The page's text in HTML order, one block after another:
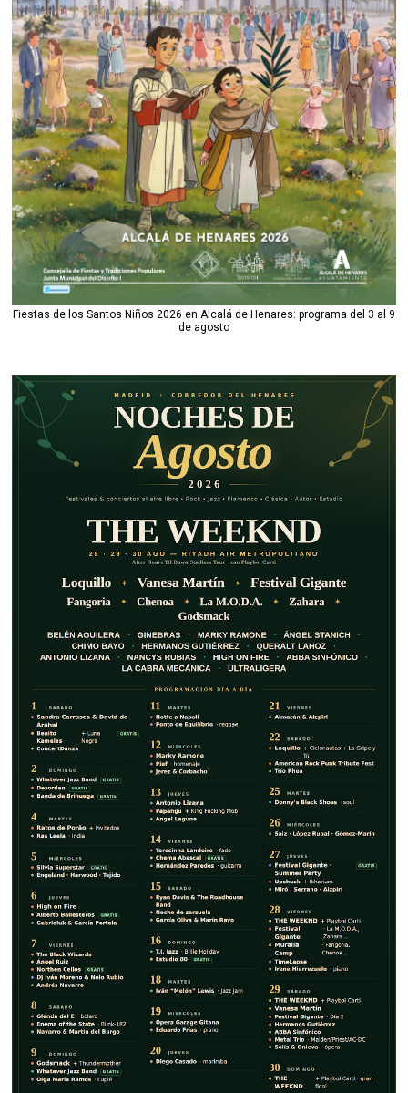
Fiestas de los Santos Niños 2026 en Alcalá de Henares: programa del 3 al 9
de agosto